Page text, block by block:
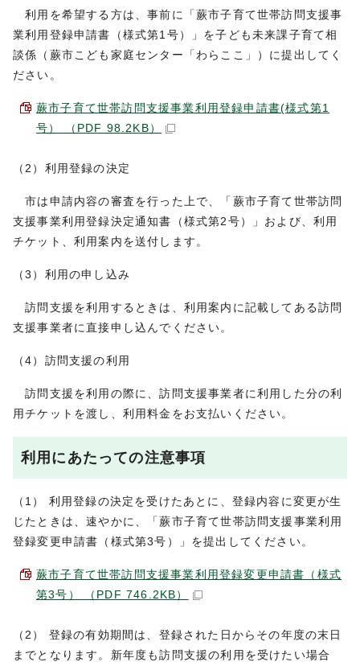
利用を希望する方は、事前に「蕨市子育て世帯訪問支援事
業利用登録申請書（様式第1号）」を子ども未来課子育て相
談係（蕨市こども家庭センター「わらここ」）に提出してく
ださい。
蕨市子育て世帯訪問支援事業利用登録申請書(様式第1
号） （PDF 98.2KB）
（2）利用登録の決定
市は申請内容の審査を行った上で、「蕨市子育て世帯訪問
支援事業利用登録決定通知書（様式第2号）」および、利用
チケット、利用案内を送付します。
（3）利用の申し込み
訪問支援を利用するときは、利用案内に記載してある訪問
支援事業者に直接申し込んでください。
（4）訪問支援の利用
訪問支援を利用の際に、訪問支援事業者に利用した分の利
用チケットを渡し、利用料金をお支払いください。
利用にあたっての注意事項
（1） 利用登録の決定を受けたあとに、登録内容に変更が生
じたときは、速やかに、「蕨市子育て世帯訪問支援事業利用
登録変更申請書（様式第3号）」を提出してください。
蕨市子育て世帯訪問支援事業利用登録変更申請書（様式
第3号） （PDF 746.2KB）
（2） 登録の有効期間は、登録された日からその年度の末日
までとなります。新年度も訪問支援の利用を受けたい場合